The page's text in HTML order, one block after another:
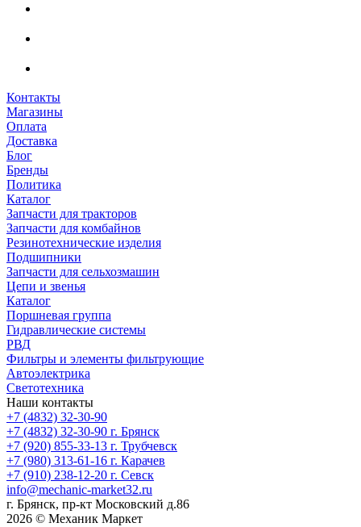
Контакты
Магазины
Оплата
Доставка
Блог
Бренды
Политика
Каталог
Запчасти для тракторов
Запчасти для комбайнов
Резинотехнические изделия
Подшипники
Запчасти для сельхозмашин
Цепи и звенья
Каталог
Поршневая группа
Гидравлические системы
РВД
Фильтры и элементы фильтрующие
Автоэлектрика
Светотехника
Наши контакты
+7 (4832) 32-30-90
+7 (4832) 32-30-90 г. Брянск
+7 (920) 855-33-13 г. Трубчевск
+7 (980) 313-61-16 г. Карачев
+7 (910) 238-12-20 г. Севск
info@mechanic-market32.ru
г. Брянск, пр-кт Московский д.86
2026 © Механик Маркет